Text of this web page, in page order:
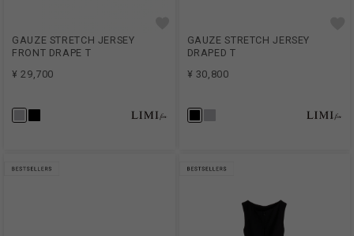
GAUZE STRETCH JERSEY
FRONT DRAPE T
¥ 29,700
GAUZE STRETCH JERSEY
DRAPED T
¥ 30,800